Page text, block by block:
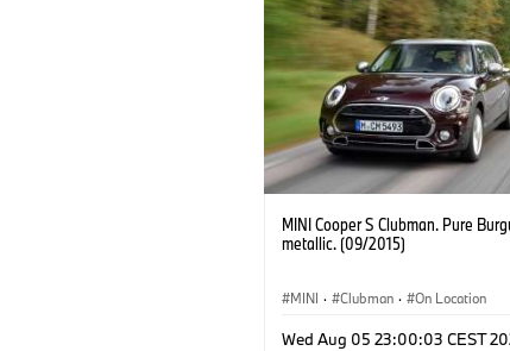
MINI Cooper S Clubman. Pure
metallic. (09/2015)
MINI · Clubman · On Location
Wed Aug 05 23:00:03 CEST